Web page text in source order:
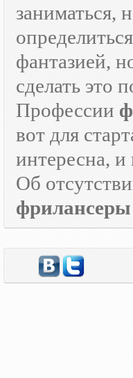
заниматься,
фантазией,
сделать это
Профессии
вот для
интересна,
Об
фрилансеры